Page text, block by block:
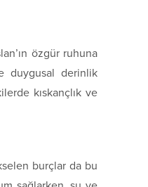
özgür ruhuna
duygusal derinlik
kıskançlık ve
burçlar da bu